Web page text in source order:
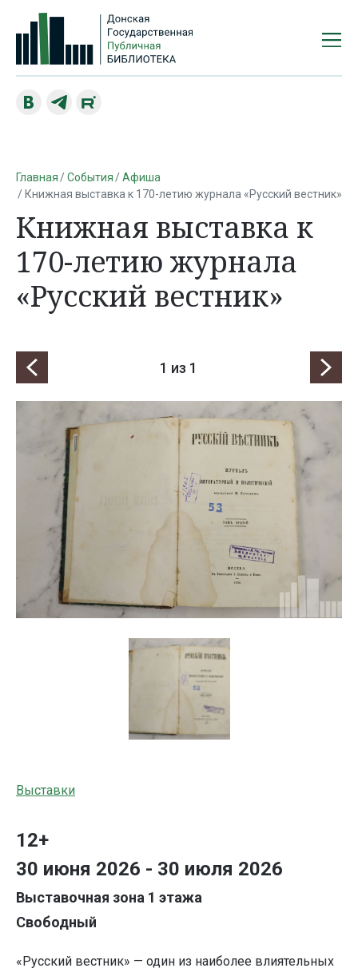
Главная События
Афиша
Книжная выставка к 170-летию журнала «Русский вестник»
Книжная выставка к
170-летию журнала
«Русский вестник»
1 из 1
Выставки
12+
30 июня 2026 - 30 июля 2026
Выставочная зона 1 этажа
Свободный
«Русский вестник» — один из наиболее влиятельных